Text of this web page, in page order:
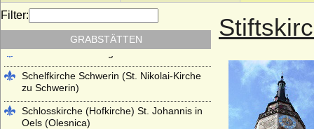
Filter:
GRABSTÄTTEN
(Offenbach a.M.)
Mausoleum Stadthagen
Parkfriedhof Meiningen
Schelfkirche Schwerin (St. Nikolai-Kirche
zu Schwerin)
Schlosskirche (Hofkirche) St. Johannis in
Oels (Olesnica)